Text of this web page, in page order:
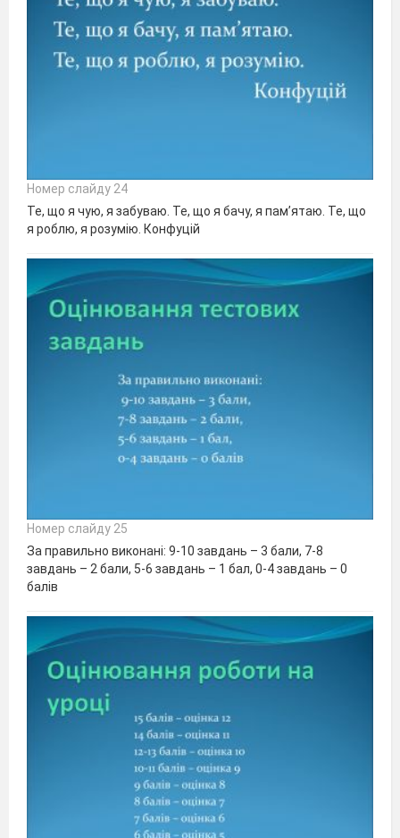
Номер слайду 24
Те, що я чую, я забуваю. Те, що я бачу, я пам’ятаю. Те, що
я роблю, я розумію. Конфуцій
Номер слайду 25
За правильно виконані: 9-10 завдань – 3 бали, 7-8
завдань – 2 бали, 5-6 завдань – 1 бал, 0-4 завдань – 0
балів